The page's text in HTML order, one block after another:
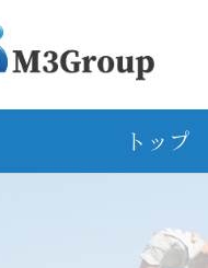
トップ